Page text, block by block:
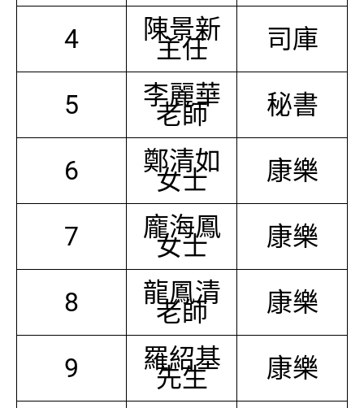
4 陳景新
主任 司庫
5 李麗華
老師 秘書
6 鄭清如
女士 康樂
7 龐海鳳
女士 康樂
8 龍鳳清
老師 康樂
9 羅紹基
先生 康樂